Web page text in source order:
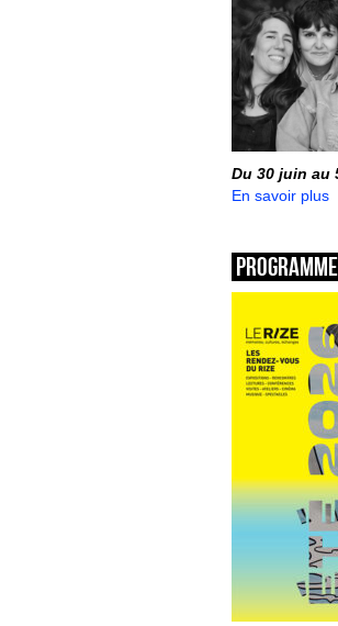
Du 30 juin au
En savoir plus